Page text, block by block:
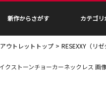
新作からさがす カテゴ
アウトレットトップ RESEXXY（リゼ